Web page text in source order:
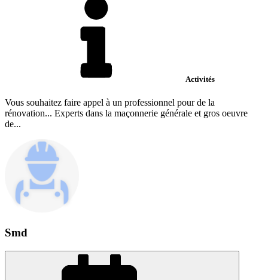
Activités
Vous souhaitez faire appel à un professionnel pour de la
rénovation... Experts dans la maçonnerie générale et gros oeuvre
de...
Smd